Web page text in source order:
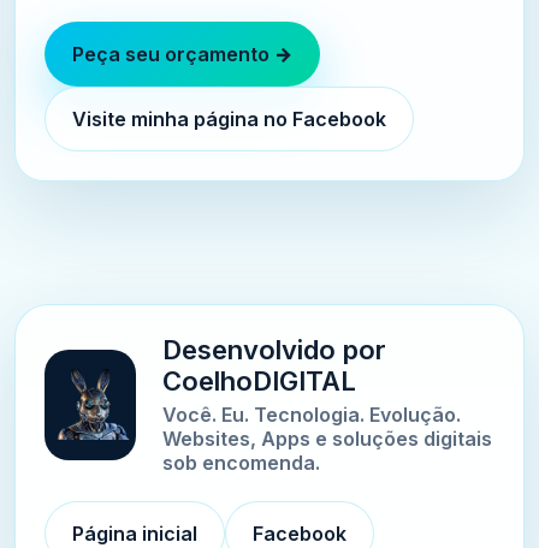
Peça seu orçamento →
Visite minha página no Facebook
Desenvolvido por
CoelhoDIGITAL
Você. Eu. Tecnologia. Evolução.
Websites, Apps e soluções digitais
sob encomenda.
Página inicial Facebook